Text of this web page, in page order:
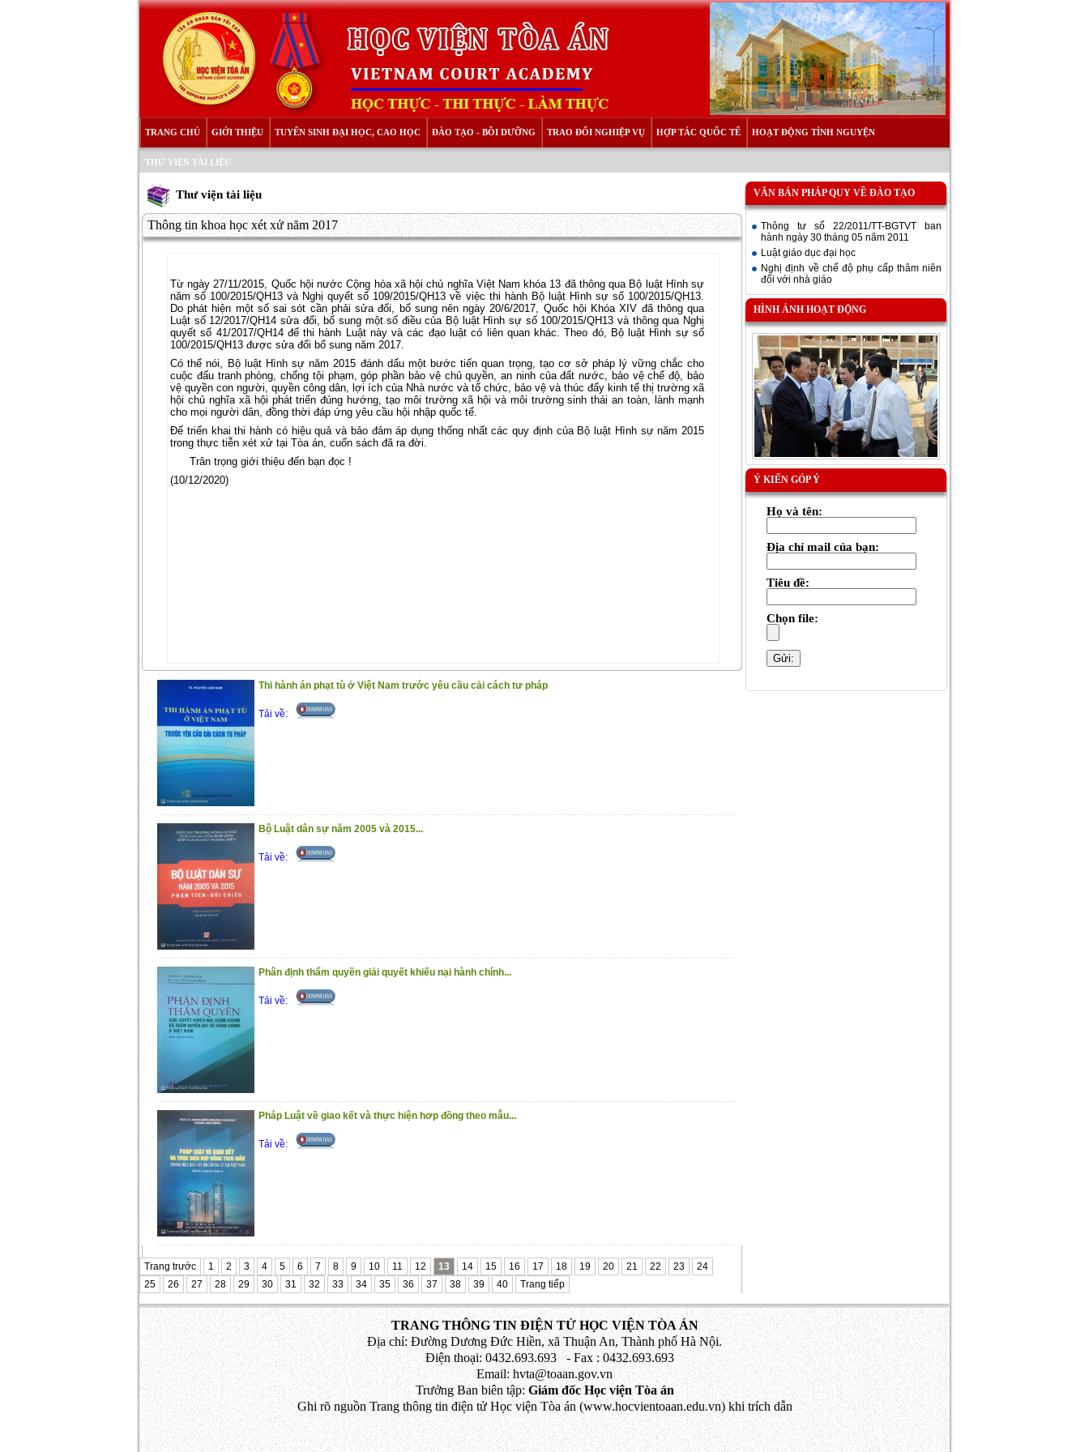
TRANG CHỦ GIỚI THIỆU TUYỂN SINH ĐẠI HỌC, CAO HỌC ĐÀO TẠO - BỒI DƯỠNG TRAO ĐỔI NGHIỆP VỤ HỢP TÁC QUỐC TẾ HOẠT ĐỘNG TÌNH NGUYỆN
THƯ VIỆN TÀI LIỆU
Thư viện tài liệu
Thông tin khoa học xét xử năm 2017
Từ ngày 27/11/2015, Quốc hội nước Cộng hòa xã hội chủ nghĩa Việt Nam khóa 13 đã thông qua Bộ luật Hình sự
năm số 100/2015/QH13 và Nghị quyết số 109/2015/QH13 về việc thi hành Bộ luật Hình sự số 100/2015/QH13.
Do phát hiện một số sai sót cần phải sửa đổi, bổ sung nên ngày 20/6/2017, Quốc hội Khóa XIV đã thông qua
Luật số 12/2017/QH14 sửa đổi, bổ sung một số điều của Bộ luật Hình sự số 100/2015/QH13 và thông qua Nghị
quyết số 41/2017/QH14 để thi hành Luật này và các đạo luật có liên quan khác. Theo đó, Bộ luật Hình sự số
100/2015/QH13 được sửa đổi bổ sung năm 2017.
Có thể nói, Bộ luật Hình sự năm 2015 đánh dấu một bước tiến quan trọng, tạo cơ sở pháp lý vững chắc cho
cuộc đấu tranh phòng, chống tội phạm, góp phần bảo vệ chủ quyền, an ninh của đất nước, bảo vệ chế độ, bảo
vệ quyền con người, quyền công dân, lợi ích của Nhà nước và tổ chức, bảo vệ và thúc đẩy kinh tế thị trường xã
hội chủ nghĩa xã hội phát triển đúng hướng, tạo môi trường xã hội và môi trường sinh thái an toàn, lành mạnh
cho mọi người dân, đồng thời đáp ứng yêu cầu hội nhập quốc tế.
Để triển khai thi hành có hiệu quả và bảo đảm áp dụng thống nhất các quy định của Bộ luật Hình sự năm 2015
trong thực tiễn xét xử tại Tòa án, cuốn sách đã ra đời.
Trân trọng giới thiệu đến bạn đọc !
(10/12/2020)
Thi hành án phạt tù ở Việt Nam trước yêu cầu cải cách tư pháp
Tải về:
Bộ Luật dân sự năm 2005 và 2015...
Tải về:
Phân định thẩm quyền giải quyết khiếu nại hành chính...
Tải về:
Pháp Luật về giao kết và thực hiện hơp đồng theo mẫu...
Tải về:
Trang trước 1 2 3 4 5 6 7 8 9 10 11 12 13 14 15 16 17 18 19 20 21 22 23
24
25
26 27 28 29 30 31 32 33 34 35 36 37 38 39 40 Trang tiếp
VĂN BẢN PHÁP QUY VỀ ĐÀO TẠO
Thông tư số 22/2011/TT-BGTVT ban
hành ngày 30 tháng 05 năm 2011
Luật giáo dục đại học
Nghị định về chế độ phụ cấp thâm niên
đối với nhà giáo
HÌNH ẢNH HOẠT ĐỘNG
Ý KIẾN GÓP Ý
Họ và tên:
Địa chỉ mail của bạn:
Tiêu đề:
Chọn file:
TRANG THÔNG TIN ĐIỆN TỬ HỌC VIỆN TÒA ÁN
Địa chỉ: Đường Dương Đức Hiền, xã Thuận An, Thành phố Hà Nội.
Điện thoại: 0432.693.693 - Fax : 0432.693.693
Email: hvta@toaan.gov.vn
Trưởng Ban biên tập:Giám đốc Học viện Tòa án
Ghi rõ nguồn Trang thông tin điện tử Học viện Tòa án (www.hocvientoaan.edu.vn) khi trích dẫn